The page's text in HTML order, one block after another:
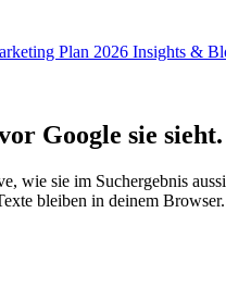
Plan 2026 Insights &
Google sie sieht.
wie sie im Suchergebnis
bleiben in deinem Browser.